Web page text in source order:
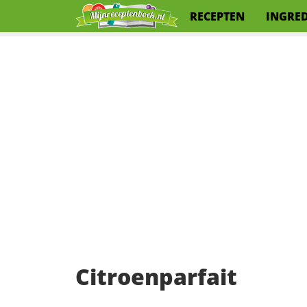
RECEPTEN
Citroenparfait